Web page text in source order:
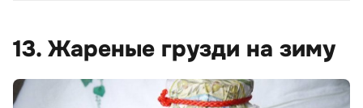
13. Жареные грузди на зиму